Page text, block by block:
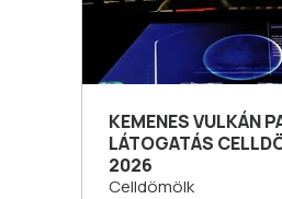
KEMENES VULKÁN
LÁTOGATÁS
2026
Celldömölk